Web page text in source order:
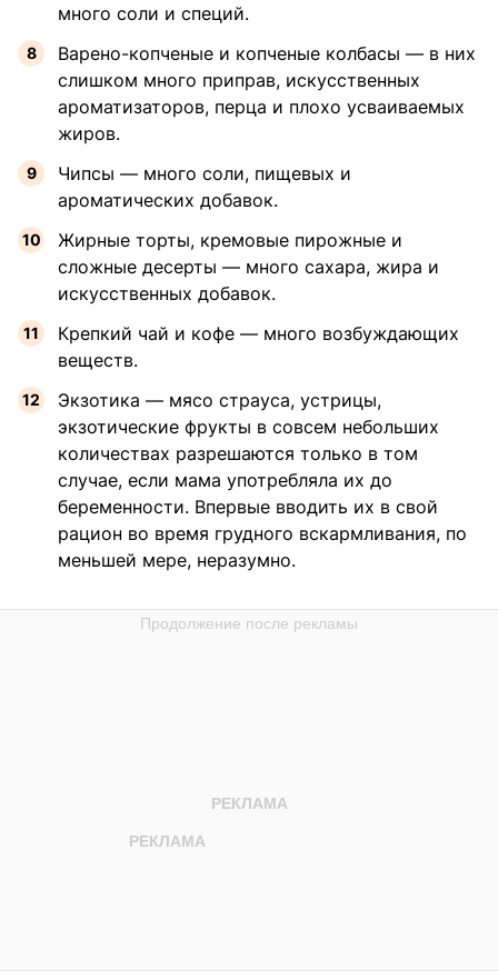
много соли и специй.
Варено-копченые и копченые колбасы — в них
слишком много приправ, искусственных
ароматизаторов, перца и плохо усваиваемых
жиров.
Чипсы — много соли, пищевых и
ароматических добавок.
Жирные торты, кремовые пирожные и
сложные десерты — много сахара, жира и
искусственных добавок.
Крепкий чай и кофе — много возбуждающих
веществ.
Экзотика — мясо страуса, устрицы,
экзотические фрукты в совсем небольших
количествах разрешаются только в том
случае, если мама употребляла их до
беременности. Впервые вводить их в свой
рацион во время грудного вскармливания, по
меньшей мере, неразумно.